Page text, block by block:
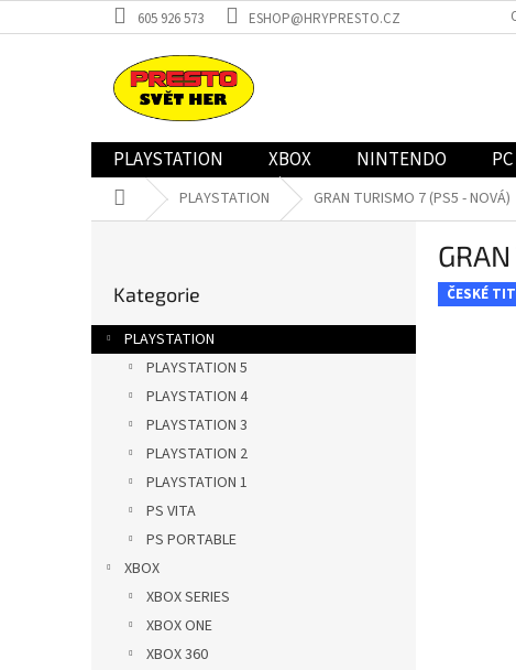
na
605 926 573 ESHOP@HRYPRESTO.CZ
PLAYSTATION XBOX NINTENDO PC
Domů PLAYSTATION GRAN TURISMO 7 (PS5 - NOVÁ)
r
a
kategorie
Kategorie
PLAYSTATION
PLAYSTATION 5
PLAYSTATION 4
PLAYSTATION 3
PLAYSTATION 2
PLAYSTATION 1
PS VITA
PS PORTABLE
XBOX
XBOX SERIES
XBOX ONE
XBOX 360
ČESKÉ